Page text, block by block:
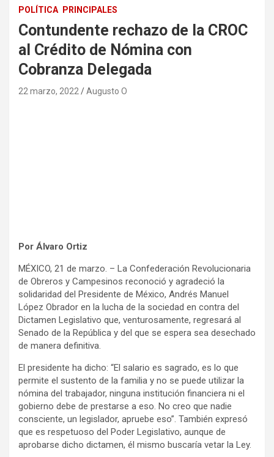
POLÍTICA PRINCIPALES
Contundente rechazo de la CROC
al Crédito de Nómina con
Cobranza Delegada
22 marzo, 2022 Augusto O
Por Álvaro Ortiz
MÉXICO, 21 de marzo. – La Confederación Revolucionaria
de Obreros y Campesinos reconoció y agradeció la
solidaridad del Presidente de México, Andrés Manuel
López Obrador en la lucha de la sociedad en contra del
Dictamen Legislativo que, venturosamente, regresará al
Senado de la República y del que se espera sea desechado
de manera definitiva.
El presidente ha dicho: “El salario es sagrado, es lo que
permite el sustento de la familia y no se puede utilizar la
nómina del trabajador, ninguna institución financiera ni el
gobierno debe de prestarse a eso. No creo que nadie
consciente, un legislador, apruebe eso”. También expresó
que es respetuoso del Poder Legislativo, aunque de
aprobarse dicho dictamen, él mismo buscaría vetar la Ley.